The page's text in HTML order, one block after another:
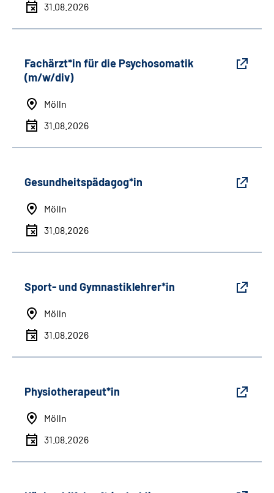
31.08.2026
Fachärzt*in für die Psychosomatik
(m/w/div)
Mölln
31.08.2026
Gesundheitspädagog*in
Mölln
31.08.2026
Sport- und Gymnastiklehrer*in
Mölln
31.08.2026
Physiotherapeut*in
Mölln
31.08.2026